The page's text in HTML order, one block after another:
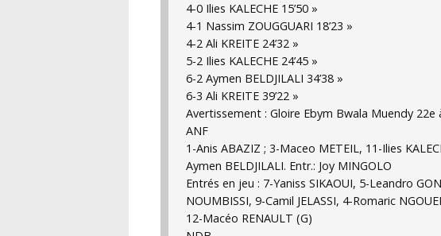
4-0 Ilies KALECHE 15’50 »
4-1 Nassim ZOUGGUARI 18’23 »
4-2 Ali KREITE 24’32 »
5-2 Ilies KALECHE 24’45 »
6-2 Aymen BELDJILALI 34’38 »
6-3 Ali KREITE 39’22 »
Avertissement : Gloire Ebym Bwala Muendy 22e
ANF
1-Anis ABAZIZ ; 3-Maceo METEIL, 11-Ilies
Aymen BELDJILALI. Entr.: Joy MINGOLO
Entrés en jeu : 7-Yaniss SIKAOUI, 5-Leandro
NOUMBISSI, 9-Camil JELASSI, 4-Romaric
12-Macéo RENAULT (G)